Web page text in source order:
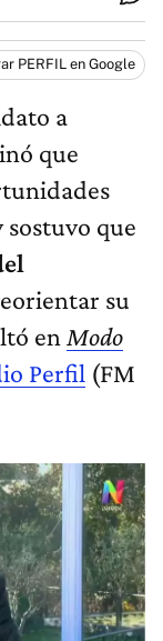
PERFIL en Google
a
que
que
su
en Modo
Perfil (FM